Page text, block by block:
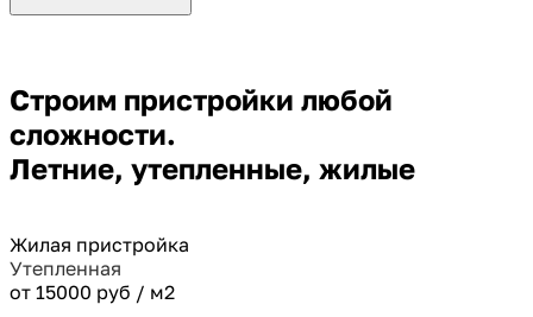
Строим пристройки любой
сложности.
Летние, утепленные, жилые
Жилая пристройка
Утепленная
от 15000 руб / м2